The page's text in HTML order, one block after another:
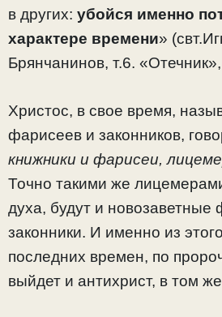
в других: убойся именно
характере времени»
Брянчанинов, т.6.
Христос, в свое время,
фарисеев и законников,
книжники и фарисеи,
Точно такими же
духа, будут и новозаветные
законники. И именно из
последних времен, по
выйдет и антихрист, в том